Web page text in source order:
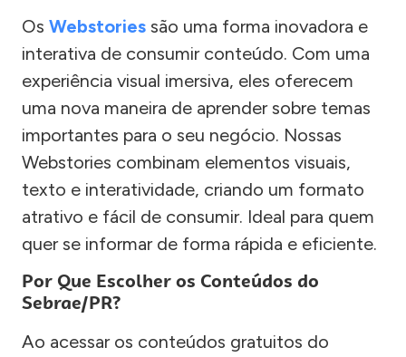
Os Webstories são uma forma inovadora e
interativa de consumir conteúdo. Com uma
experiência visual imersiva, eles oferecem
uma nova maneira de aprender sobre temas
importantes para o seu negócio. Nossas
Webstories combinam elementos visuais,
texto e interatividade, criando um formato
atrativo e fácil de consumir. Ideal para quem
quer se informar de forma rápida e eficiente.
Por Que Escolher os Conteúdos do
Sebrae/PR?
Ao acessar os conteúdos gratuitos do